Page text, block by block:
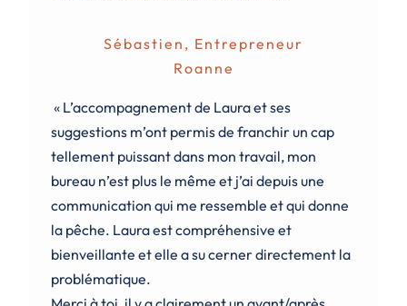
Sébastien, Entrepreneur
Roanne
« L’accompagnement de Laura et ses
suggestions m’ont permis de franchir un cap
tellement puissant dans mon travail, mon
bureau n’est plus le même et j’ai depuis une
communication qui me ressemble et qui donne
la pêche. Laura est compréhensive et
bienveillante et elle a su cerner directement la
problématique.